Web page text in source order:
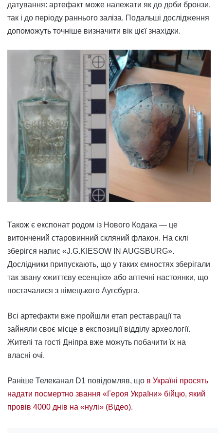
датування: артефакт може належати як до доби бронзи,
так і до періоду раннього заліза. Подальші дослідження
допоможуть точніше визначити вік цієї знахідки.
Також є експонат родом із Нового Кодака — це
витончений старовинний скляний флакон. На склі
зберігся напис «J.G.KIESOW IN AUGSBURG».
Дослідники припускають, що у таких ємностях зберігали
так звану «життєву есенцію» або аптечні настоянки, що
постачалися з німецького Аугсбурга.
Всі артефакти вже пройшли етап реставрації та
зайняли своє місце в експозиції відділу археології.
Жителі та гості Дніпра вже можуть побачити їх на
власні очі.
Раніше Телеканал D1 повідомляв, що в Україні просять
надати посмертно звання «Героя України» бійцю, який
провів 4000 днів на «нулі» (Відео).